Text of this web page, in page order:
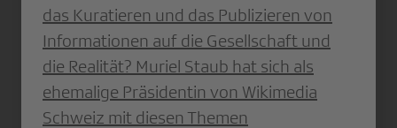
das Kuratieren und das Publizieren von
Informationen auf die Gesellschaft und
die Realität? Muriel Staub hat sich als
ehemalige Präsidentin von Wikimedia
Schweiz mit diesen Themen